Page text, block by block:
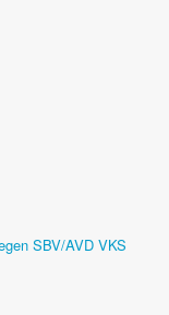
SBV/AVD VKS